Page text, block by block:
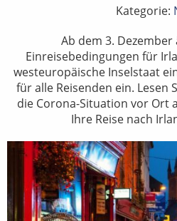
Kategorie:
Ab dem 3.
Einreisebedingungen für
westeuropäische Inselstaat
für alle Reisenden ein. Lesen
die Corona-Situation vor Ort
Ihre Reise nach